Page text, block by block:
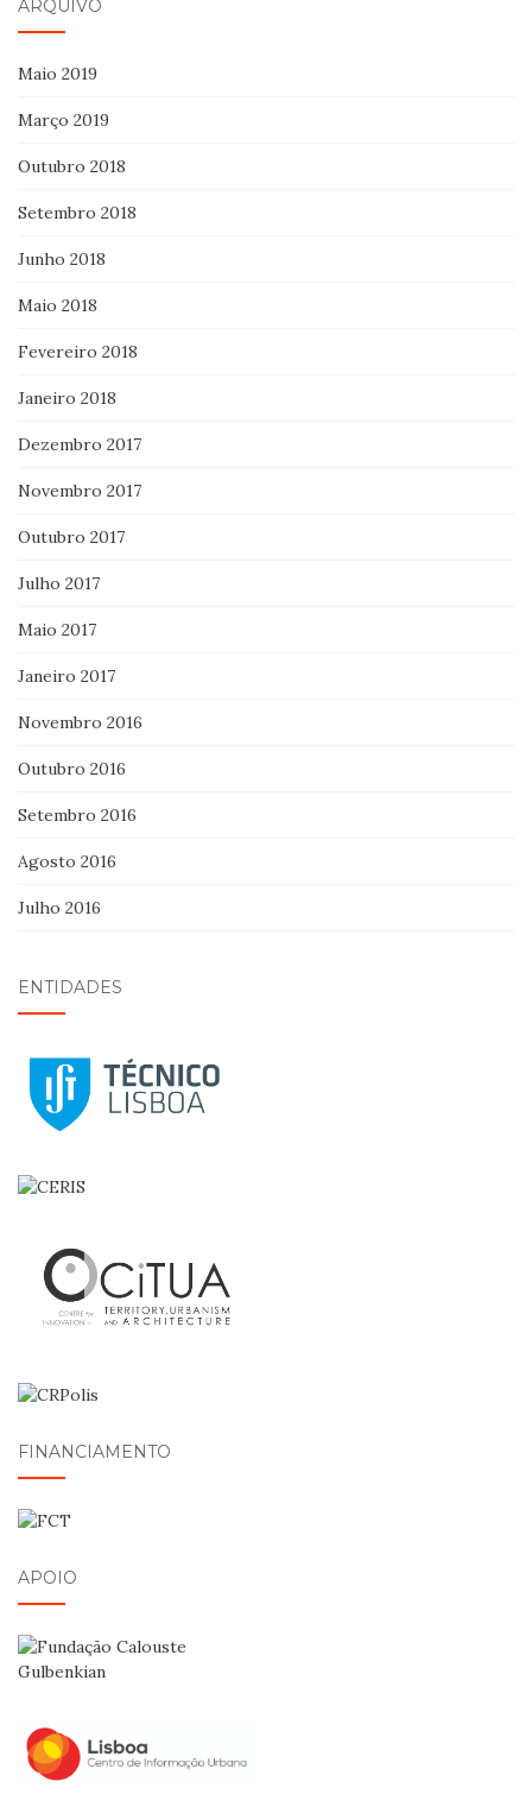
ARQUIVO
Maio 2019
Março 2019
Outubro 2018
Setembro 2018
Junho 2018
Maio 2018
Fevereiro 2018
Janeiro 2018
Dezembro 2017
Novembro 2017
Outubro 2017
Julho 2017
Maio 2017
Janeiro 2017
Novembro 2016
Outubro 2016
Setembro 2016
Agosto 2016
Julho 2016
ENTIDADES
FINANCIAMENTO
APOIO